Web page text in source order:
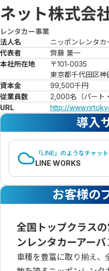
ネット株式会
レンタカー事業
法人名
ニッポンレンタカ
代表者
齊藤 兼一
本社所在地
〒101-0035
東京都千代田区神
資本金
99,500千円
従業員数
2,000名（パート
URL
http://
導入
「LINE」のようなチャッ
LINE WORKS
お客様の
全国トップクラス
ンレンタカーアーバ
車種を豊富に取り揃え、